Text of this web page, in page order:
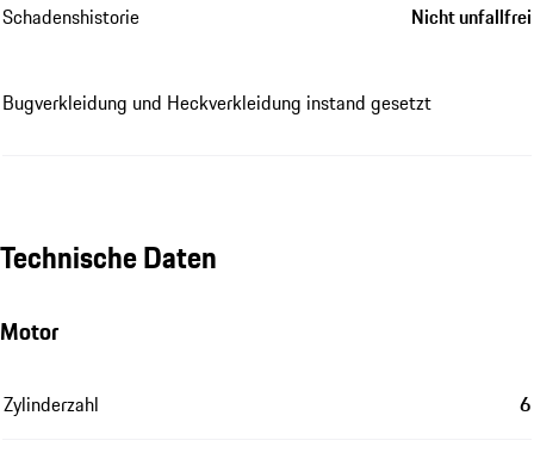
Schadenshistorie Nicht unfallfrei
Bugverkleidung und Heckverkleidung instand gesetzt
Technische Daten
Motor
Zylinderzahl 6